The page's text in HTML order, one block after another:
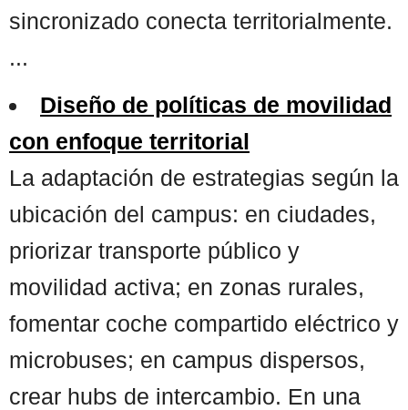
sincronizado conecta territorialmente.
...
Diseño de políticas de movilidad
con enfoque territorial
La adaptación de estrategias según la
ubicación del campus: en ciudades,
priorizar transporte público y
movilidad activa; en zonas rurales,
fomentar coche compartido eléctrico y
microbuses; en campus dispersos,
crear hubs de intercambio. En una